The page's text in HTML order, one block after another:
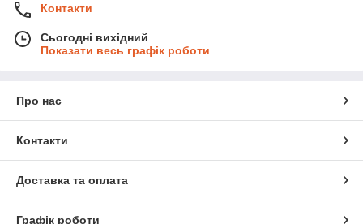
Контакти
Сьогодні вихідний
Показати весь графік роботи
Про нас
Контакти
Доставка та оплата
Графік роботи